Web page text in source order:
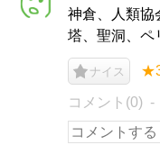
神倉、人類協
塔、聖洞、ペ
ナイス
コメント(0)